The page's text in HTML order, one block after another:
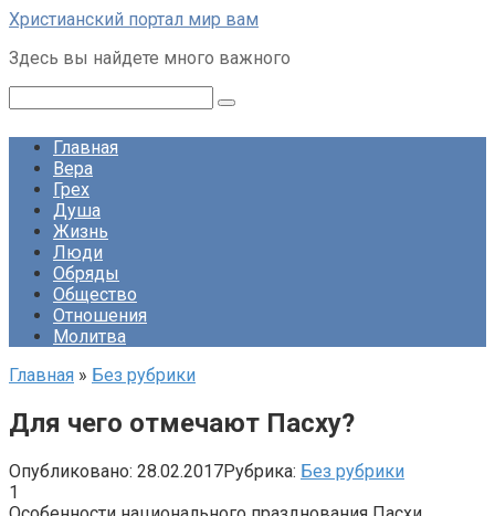
Перейти
контенту
Христианский портал мир вам
Здесь вы найдете много важного
Главная
Вера
Грех
Душа
Жизнь
Люди
Обряды
Общество
Отношения
Молитва
Главная » Без рубрики
Для чего отмечают Пасху?
Опубликовано: 28.02.2017Рубрика: Без рубрики
1